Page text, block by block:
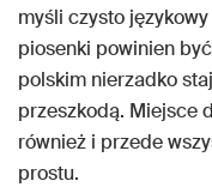
myśli czysto
piosenki powinien
polskim nierzadko
przeszkodą. Miejsce
również i przede
prostu.